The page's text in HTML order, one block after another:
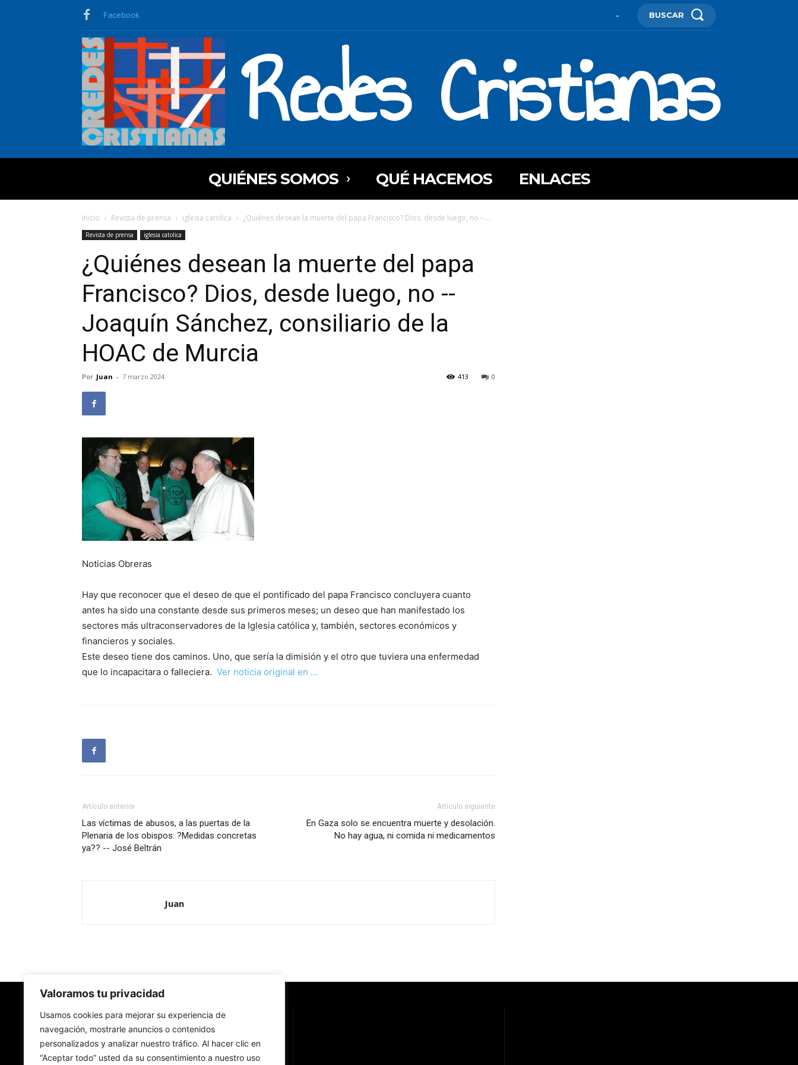
Valoramos tu privacidad
Usamos cookies para mejorar su experiencia de
navegación, mostrarle anuncios o contenidos
personalizados y analizar nuestro tráfico. Al hacer clic en
“Aceptar todo” usted da su consentimiento a nuestro uso
Facebook - BUSCAR
Redes Cristianas
QUIÉNES SOMOS QUÉ HACEMOS ENLACES
Inicio Revista de prensa iglesia catolica ¿Quiénes desean la muerte del papa Francisco? Dios, desde luego, no --...
Revista de prensa iglesia catolica
¿Quiénes desean la muerte del papa
Francisco? Dios, desde luego, no --
Joaquín Sánchez, consiliario de la
HOAC de Murcia
Por Juan - 7 marzo 2024 0
413
Noticias Obreras
Hay que reconocer que el deseo de que el pontificado del papa Francisco concluyera cuanto
antes ha sido una constante desde sus primeros meses; un deseo que han manifestado los
sectores más ultraconservadores de la Iglesia católica y, también, sectores económicos y
financieros y sociales.
Este deseo tiene dos caminos. Uno, que sería la dimisión y el otro que tuviera una enfermedad
que lo incapacitara o falleciera. Ver noticia original en …
Artículo anterior
Las víctimas de abusos, a las puertas de la
Plenaria de los obispos: ?Medidas concretas
ya?? -- José Beltrán
Artículo siguiente
En Gaza solo se encuentra muerte y desolación.
No hay agua, ni comida ni medicamentos
Juan
Redes Cristianas
Una mirada alternativa sobre la Iglesia católica y la